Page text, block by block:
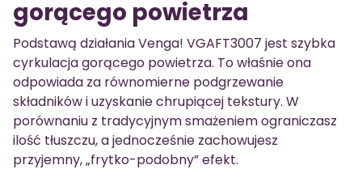
gorącego powietrza
Podstawą działania Venga! VGAFT3007 jest szybka
cyrkulacja gorącego powietrza. To właśnie ona
odpowiada za równomierne podgrzewanie
składników i uzyskanie chrupiącej tekstury. W
porównaniu z tradycyjnym smażeniem ograniczasz
ilość tłuszczu, a jednocześnie zachowujesz
przyjemny, „frytko-podobny” efekt.